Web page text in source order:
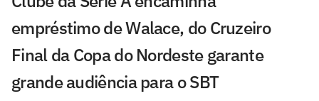
empréstimo de Walace, do Cruzeiro
Final da Copa do Nordeste garante
grande audiência para o SBT